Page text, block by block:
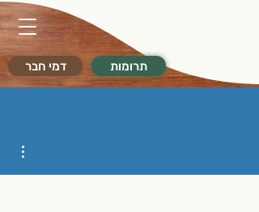
דמי חבר תרומות